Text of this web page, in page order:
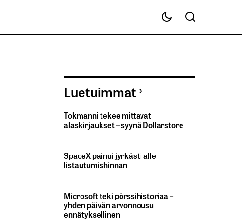
Luetuimmat
Tokmanni tekee mittavat
alaskirjaukset – syynä Dollarstore
SpaceX painui jyrkästi alle
listautumishinnan
Microsoft teki pörssihistoriaa –
yhden päivän arvonnousu
ennätyksellinen